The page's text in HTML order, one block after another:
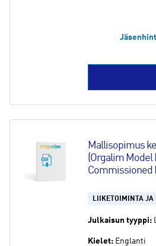
Mallisopimus
(Orgalim
Commissioned
LIIKETOIMINTA JA
Julkaisun tyyppi:
Kielet: Englanti